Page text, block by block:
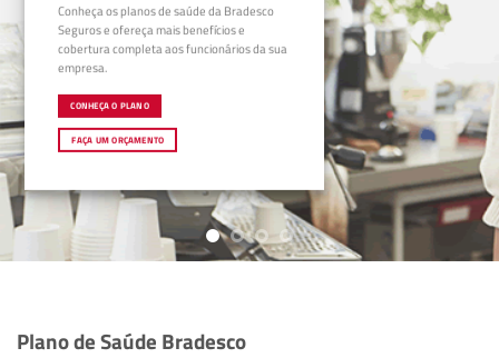
Conheça os planos de saúde da Bradesco
Seguros e ofereça mais benefícios e
cobertura completa aos funcionários da sua
empresa.
CONHEÇA O PLANO
FAÇA UM ORÇAMENTO
Plano de Saúde Bradesco